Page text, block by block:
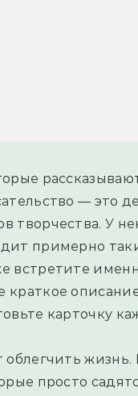
— это
творчества. У
примерно
встретите
карточку
просто